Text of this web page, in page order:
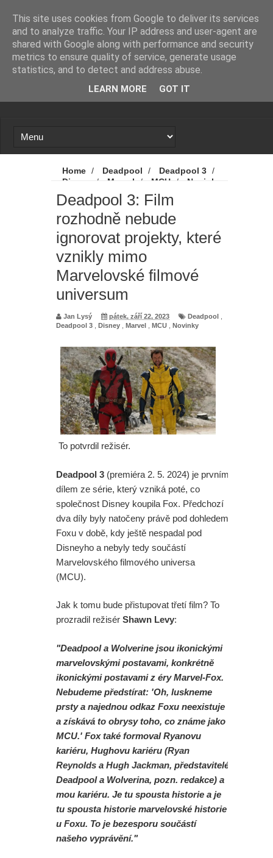
Loading...
Home / Deadpool / Deadpool 3 /
Disney
/ Marvel / MCU / Novinky
Deadpool 3: Film rozhodně nebude
ignorovat projekty, které vznikly mimo
Marvelovské filmové universum
Deadpool 3: Film
rozhodně nebude
ignorovat projekty, které
vznikly mimo
Marvelovské filmové
universum
Jan Lysý pátek, září 22, 2023 Deadpool
Deadpool 3
Disney Marvel MCU Novinky
To potvrdil režisér.
Deadpool 3 (premiéra 2. 5. 2024) je prvním
dílem ze série, který vzniká poté, co
společnost Disney koupila Fox. Předchozí
dva díly byly natočeny právě pod dohledem
Foxu v době, kdy ještě nespadal pod
Disneyho a nebyly tedy součástí
Marvelovského filmového universa
(MCU).
Jak k tomu bude přistupovat třetí film? To
prozradil režisér Shawn Levy:
"Deadpool a Wolverine jsou ikonickými
marvelovskými postavami, konkrétně
ikonickými postavami z éry Marvel-Fox.
Nebudeme předstírat: 'Oh, luskneme
prsty a najednou odkaz Foxu neexistuje
a získává to obrysy toho, co známe jako
MCU.' Fox také formoval Ryanovu
kariéru, Hughovu kariéru (Ryan
Reynolds a Hugh Jackman, představitelé
Deadpool a Wolverina, pozn. redakce) a
mou kariéru. Je tu spousta historie a je
tu spousta historie marvelovské historie
u Foxu. To je bezesporu součástí
našeho vyprávění."
This site uses cookies from Google to deliver its services
and to analyze traffic. Your IP address and user-agent are
shared with Google along with performance and security
metrics to ensure quality of service, generate usage
statistics, and to detect and address abuse.
LEARN MORE GOT IT